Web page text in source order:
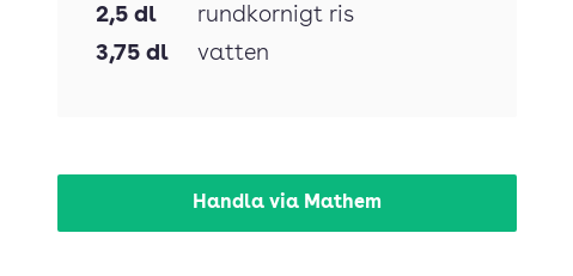
2,5 dl
rundkornigt ris
3,75 dl vatten
Handla via Mathem